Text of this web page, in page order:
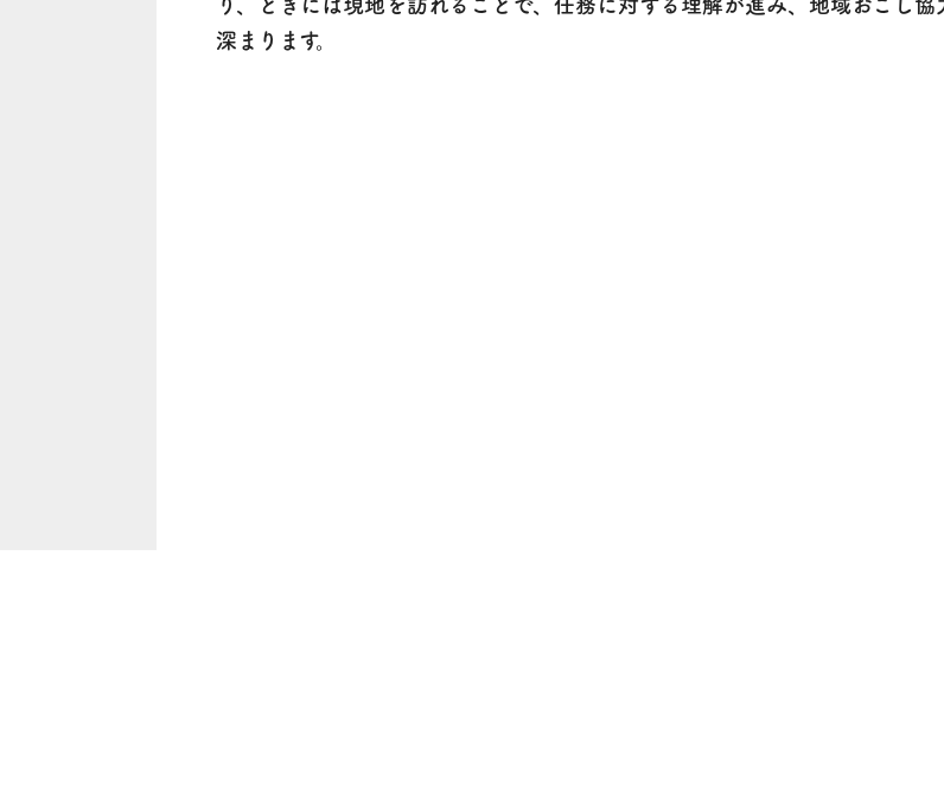
り、ときには現地を訪れることで、任務に対する理解が進み、地域おこし
深まります。